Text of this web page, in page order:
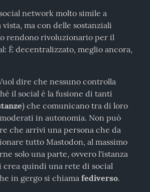
network molto simile a
ma con delle sostanziali
rendono rivoluzionario per il
dire che nessuno controlla
il social è la fusione di tanti
) che comunicano tra di loro
in autonomia. Non può
che arrivi una persona che da
tutto Mastodon, al massimo
solo una parte, ovvero l'istanza
crea quindi una rete di social
in gergo si chiama fediverso.